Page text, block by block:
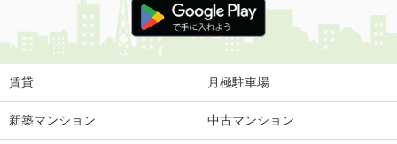
賃貸 月極駐車場
新築マンション 中古マンション